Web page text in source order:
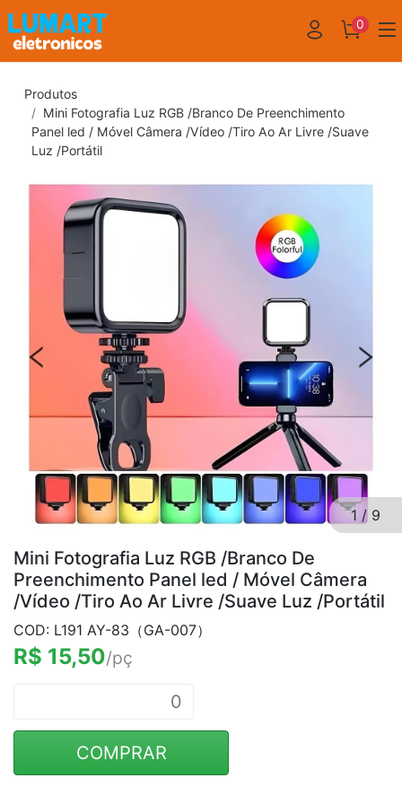
0
Produtos
Mini Fotografia Luz RGB /Branco De Preenchimento
Panel led / Móvel Câmera /Vídeo /Tiro Ao Ar Livre /Suave
Luz /Portátil
1 / 9
Mini Fotografia Luz RGB /Branco De
Preenchimento Panel led / Móvel Câmera
/Vídeo /Tiro Ao Ar Livre /Suave Luz /Portátil
COD: L191 AY-83（GA-007）
R$ 15,50/pç
COMPRAR